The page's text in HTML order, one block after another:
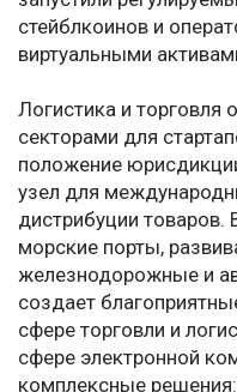
стейблкоинов и
виртуальными
Логистика и торговля
секторами для
положение
узел для
дистрибуции товаров.
морские порты,
железнодорожные и
создает
сфере торговли и
сфере электронной
комплексные